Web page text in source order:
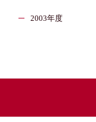
2003年度